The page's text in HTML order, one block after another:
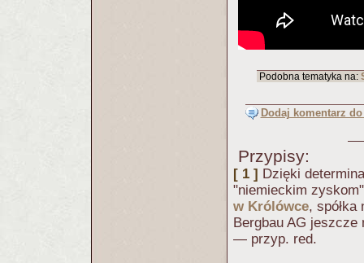
Podobna tematyka na:
Dodaj komentarz
Przypisy:
[ 1 ] Dzięki
"niemieckim
w Królówce, spółka
Bergbau AG
— przyp. red.